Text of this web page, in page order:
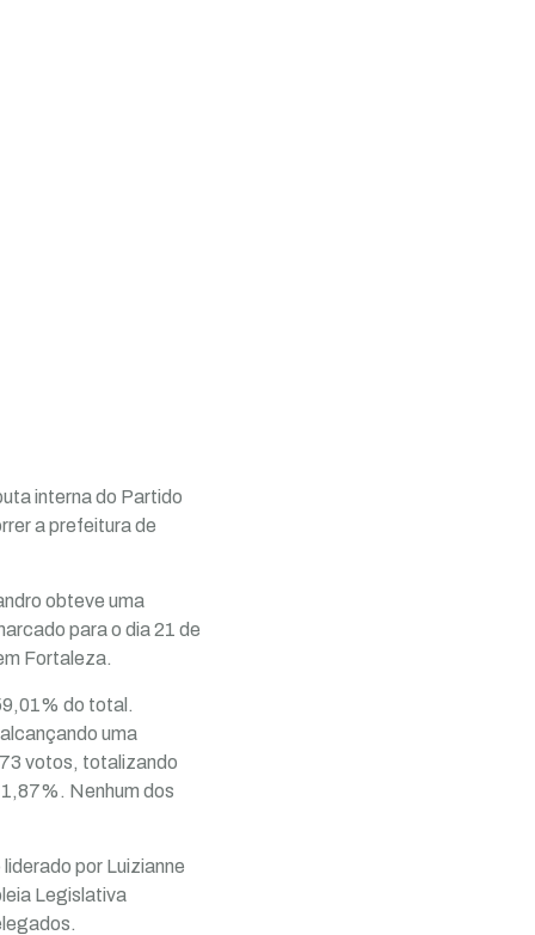
interna do Partido
a prefeitura de
obteve uma
para o dia 21 de
Fortaleza.
do total.
uma
votos, totalizando
Nenhum dos
por Luizianne
Legislativa